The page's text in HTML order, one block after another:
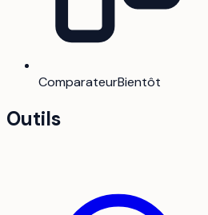
ComparateurBientôt
Outils